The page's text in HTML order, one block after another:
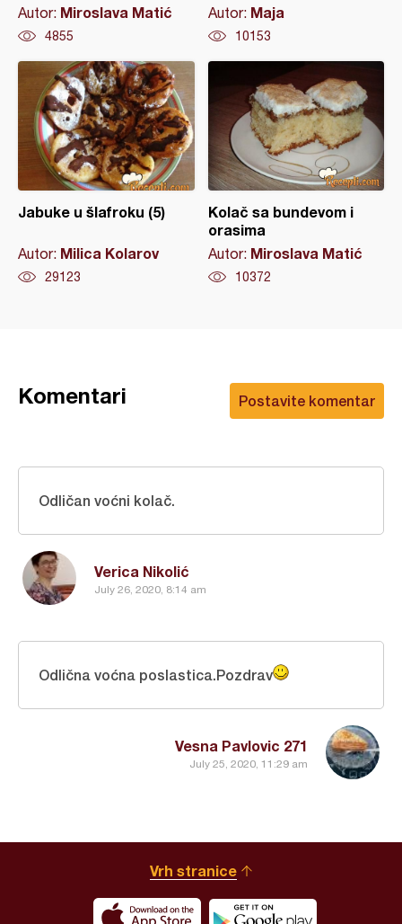
Autor: Miroslava Matić
4855
Autor: Maja
10153
Jabuke u šlafroku (5)
Autor: Milica Kolarov
29123
Kolač sa bundevom i
orasima
Autor: Miroslava Matić
10372
Postavite komentar
Komentari
Verica Nikolić
July 26, 2020, 8:14 am
Odličan voćni kolač.
Vesna Pavlovic 271
July 25, 2020, 11:29 am
Odlična voćna poslastica.Pozdrav
Vrh stranice